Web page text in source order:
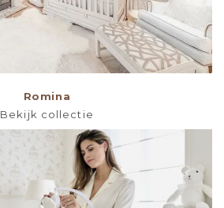
Romina
Bekijk collectie